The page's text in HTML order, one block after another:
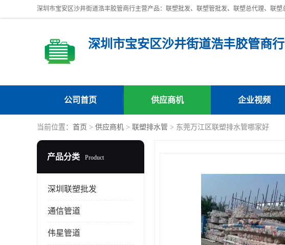
深圳市宝安区沙井街道浩丰胶管商行
公司首页 供应商机 企业视频
当前位置： 首页 > 供应商机 > 联塑排水管 > 东莞万江区联塑排水管哪家好
产品分类 Product
深圳联塑批发
通信管道
伟星管道